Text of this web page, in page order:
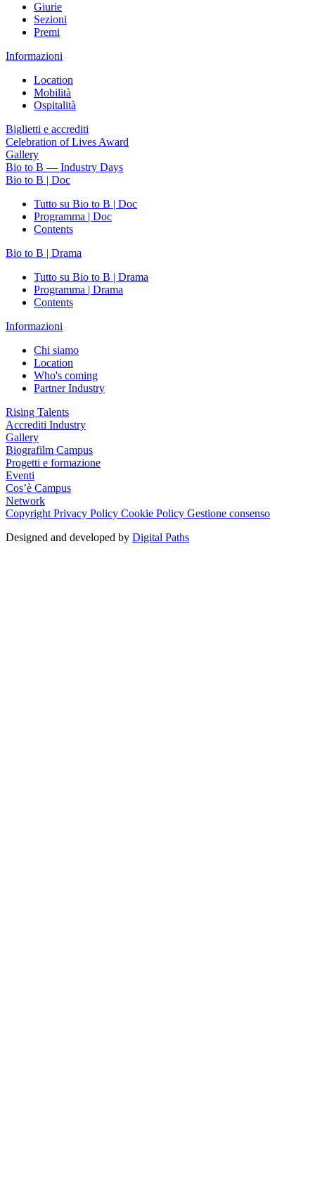
Giurie
Sezioni
Premi
Informazioni
Location
Mobilità
Ospitalità
Biglietti e accrediti
Celebration of Lives Award
Gallery
Bio to B — Industry Days
Bio to B | Doc
Tutto su Bio to B | Doc
Programma | Doc
Contents
Bio to B | Drama
Tutto su Bio to B | Drama
Programma | Drama
Contents
Informazioni
Chi siamo
Location
Who's coming
Partner Industry
Rising Talents
Accrediti Industry
Gallery
Biografilm Campus
Progetti e formazione
Eventi
Cos’è Campus
Network
Copyright Privacy Policy Cookie Policy Gestione consenso
Designed and developed by Digital Paths